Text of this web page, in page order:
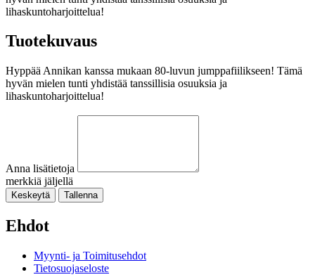
lihaskuntoharjoittelua!
Tuotekuvaus
Hyppää Annikan kanssa mukaan 80-luvun jumppafiilikseen! Tämä
hyvän mielen tunti yhdistää tanssillisia osuuksia ja
lihaskuntoharjoittelua!
Anna lisätietoja
merkkiä jäljellä
Keskeytä Tallenna
Ehdot
Myynti- ja Toimitusehdot
Tietosuojaseloste